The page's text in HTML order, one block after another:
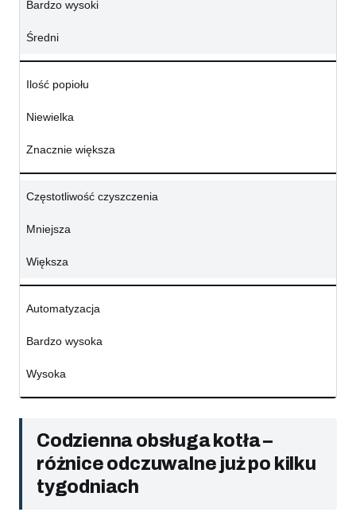
Bardzo wysoki
Średni
Ilość popiołu
Niewielka
Znacznie większa
Częstotliwość czyszczenia
Mniejsza
Większa
Automatyzacja
Bardzo wysoka
Wysoka
Codzienna obsługa kotła –
różnice odczuwalne już po kilku
tygodniach